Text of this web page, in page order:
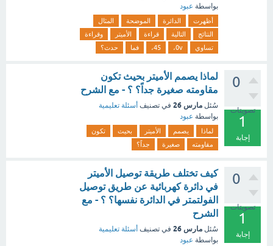
بواسطة عبود
أظهرت الدائرة الموضحة
المثال
النتائج
التالية قراءة الأميتر
وقراءة
تساوي
0v، 45، فما حدث؟
0
تصويتات
1
إجابة
لماذا يصمم الأميتر بحيث تكون
مقاومته صغيرة جداً؟ ؟ - مع الشرح
سُئل مارس 26 في تصنيف أسئلة تعليمية
بواسطة عبود
لماذا يصمم الأميتر بحيث
تكون
مقاومته
صغيرة جداً؟
0
تصويتات
1
إجابة
كيف تختلف طريقة توصيل الأميتر
في دائرة كهربائية عن طريق توصيل
الفولتمتر في الدائرة نفسها؟ ؟ - مع
الشرح
سُئل مارس 26 في تصنيف أسئلة تعليمية
بواسطة عبود